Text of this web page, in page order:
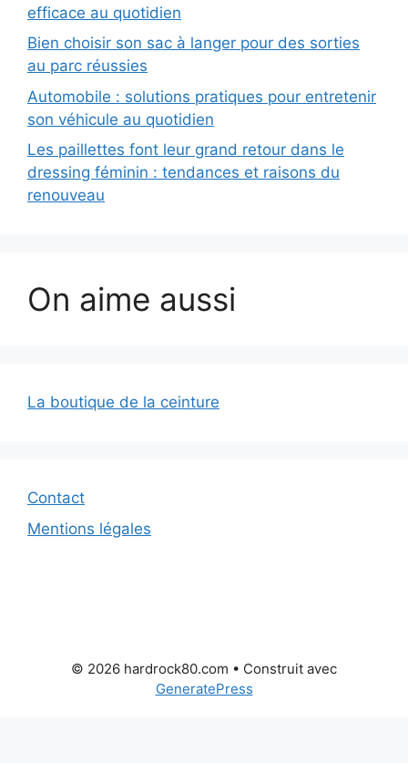
efficace au quotidien
Bien choisir son sac à langer pour des sorties
au parc réussies
Automobile : solutions pratiques pour entretenir
son véhicule au quotidien
Les paillettes font leur grand retour dans le
dressing féminin : tendances et raisons du
renouveau
On aime aussi
La boutique de la ceinture
Contact
Mentions légales
© 2026 hardrock80.com • Construit avec
GeneratePress